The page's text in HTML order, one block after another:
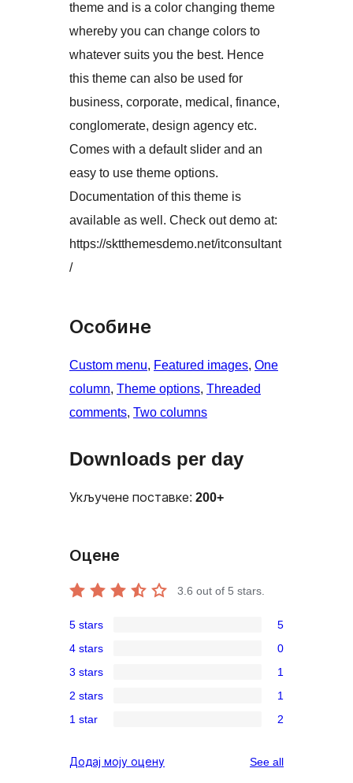
theme and is a color changing theme
whereby you can change colors to
whatever suits you the best. Hence
this theme can also be used for
business, corporate, medical, finance,
conglomerate, design agency etc.
Comes with a default slider and an
easy to use theme options.
Documentation of this theme is
available as well. Check out demo at:
https://sktthemesdemo.net/itconsultant
/
Особине
Custom menu, Featured images, One
column, Theme options, Threaded
comments, Two columns
Downloads per day
Укључене поставке: 200+
Оцене
3.6 out of 5 stars.
5-
star
reviews
5 stars 5
4-
star
reviews
4 stars 0
3-
star
3 stars 1
2-
review
2 stars 1
star
1 star 2
Додај моју оцену See allreviews